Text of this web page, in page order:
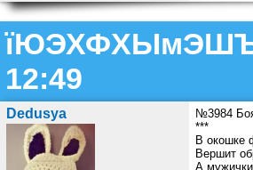
їЮЭХФХЫмЭШЪ,
12:49
Dedusya
№3984
***
В окошке
Вершит
А